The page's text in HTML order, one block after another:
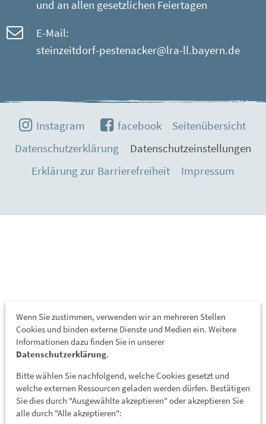
und an allen gesetzlichen Feiertagen
E-Mail:
steinzeitdorf-pestenacker@lra-ll.bayern.de
Instagram facebook
Seitenübersicht
Datenschutzerklärung
Datenschutzeinstellungen
Erklärung zur Barrierefreiheit
Impressum
Wenn Sie zustimmen, verwenden wir an mehreren Stellen
Cookies und binden externe Dienste und Medien ein. Weitere
Informationen dazu finden Sie in unserer
Datenschutzerklärung.
Bitte wählen Sie nachfolgend, welche Cookies gesetzt und
welche externen Ressourcen geladen werden dürfen. Bestätigen
Sie dies durch "Ausgewählte akzeptieren" oder akzeptieren Sie
alle durch "Alle akzeptieren":